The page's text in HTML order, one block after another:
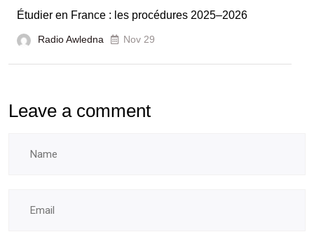
et
écoles
Étudier en France : les procédures 2025–2026
Radio Awledna Nov 29
Leave a comment